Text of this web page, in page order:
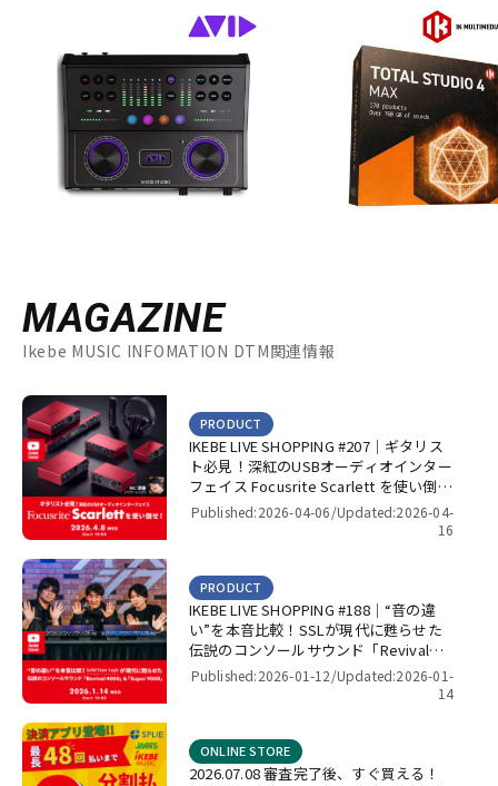
MAGAZINE
Ikebe MUSIC INFOMATION DTM関連情報
IKEBE LIVE SHOPPING #207｜ギタリス
ト必見！深紅のUSBオーディオインター
フェイス Focusrite Scarlett を使い倒
せ！【presented by パワーレック】
PRODUCT
Published:2026-04-06/Updated:2026-04-
16
IKEBE LIVE SHOPPING #188｜“音の違
い”を本音比較！SSLが現代に甦らせた
伝説のコンソールサウンド「Revival
4000」＆「Super 9000」【presented
PRODUCT
Published:2026-01-12/Updated:2026-01-
14
2026.07.08 審査完了後、すぐ買える！
ONLINE STORE